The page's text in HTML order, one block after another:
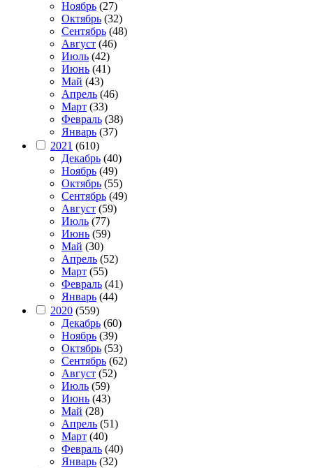
Ноябрь (27)
Октябрь (32)
Сентябрь (48)
Август (46)
Июль (42)
Июнь (41)
Май (43)
Апрель (46)
Март (33)
Февраль (38)
Январь (37)
2021 (610)
Декабрь (40)
Ноябрь (49)
Октябрь (55)
Сентябрь (49)
Август (59)
Июль (77)
Июнь (59)
Май (30)
Апрель (52)
Март (55)
Февраль (41)
Январь (44)
2020 (559)
Декабрь (60)
Ноябрь (39)
Октябрь (53)
Сентябрь (62)
Август (52)
Июль (59)
Июнь (43)
Май (28)
Апрель (51)
Март (40)
Февраль (40)
Январь (32)